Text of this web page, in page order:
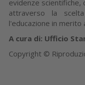
evidenze scientifiche,
attraverso la
l'educazione in merito
A cura di: Ufficio
Copyright ©